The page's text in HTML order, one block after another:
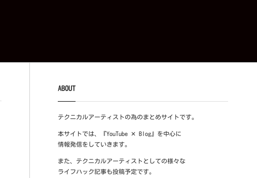
ABOUT
テクニカルアーティストの為のまとめサイトです。
本サイトでは、『YouTube ✕ Blog』を中心に
情報発信をしていきます。
また、テクニカルアーティストとしての様々な
ライフハック記事も投稿予定です。